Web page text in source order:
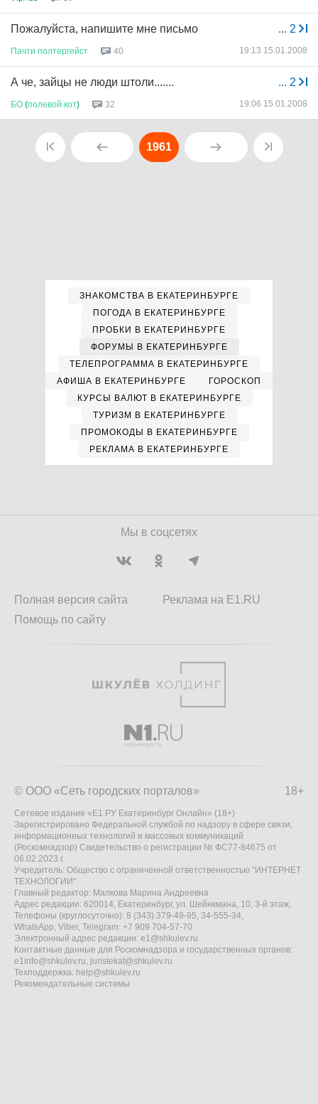
... 2
Пожалуйста, напишите мне письмо
Пачти полтергейст 40 19:13 15.01.2008
... 2
А че, зайцы не люди штоли.......
БО (полевой кот) 32 19:06 15.01.2008
1961
ЗНАКОМСТВА В ЕКАТЕРИНБУРГЕ
ПОГОДА В ЕКАТЕРИНБУРГЕ
ПРОБКИ В ЕКАТЕРИНБУРГЕ
ФОРУМЫ В ЕКАТЕРИНБУРГЕ
ТЕЛЕПРОГРАММА В ЕКАТЕРИНБУРГЕ
АФИША В ЕКАТЕРИНБУРГЕ
ГОРОСКОП
КУРСЫ ВАЛЮТ В ЕКАТЕРИНБУРГЕ
ТУРИЗМ В ЕКАТЕРИНБУРГЕ
ПРОМОКОДЫ В ЕКАТЕРИНБУРГЕ
РЕКЛАМА В ЕКАТЕРИНБУРГЕ
Мы в соцсетях
Полная версия сайта
Помощь по сайту
Реклама на E1.RU
18+
© ООО «Сеть городских порталов»
Сетевое издание «Е1.РУ Екатеринбург Онлайн» (18+)
Зарегистрировано Федеральной службой по надзору в сфере связи,
информационных технологий и массовых коммуникаций
(Роскомнадзор) Свидетельство о регистрации № ФС77-84675 от
06.02.2023 г.
Учредитель: Общество с ограниченной ответственностью "ИНТЕРНЕТ
ТЕХНОЛОГИИ"
Главный редактор: Малкова Марина Андреевна
Адрес редакции: 620014, Екатеринбург, ул. Шейнкмана, 10, 3-й этаж,
Телефоны (круглосуточно): 8 (343) 379-49-95, 34-555-34,
WhatsApp, Viber, Telegram: +7 909 704-57-70
Электронный адрес редакции: e1@shkulev.ru
Контактные данные для Роскомнадзора и государственных органов:
e1info@shkulev.ru, juristekat@shkulev.ru
Техподдержка: help@shkulev.ru
Рекомендательные системы